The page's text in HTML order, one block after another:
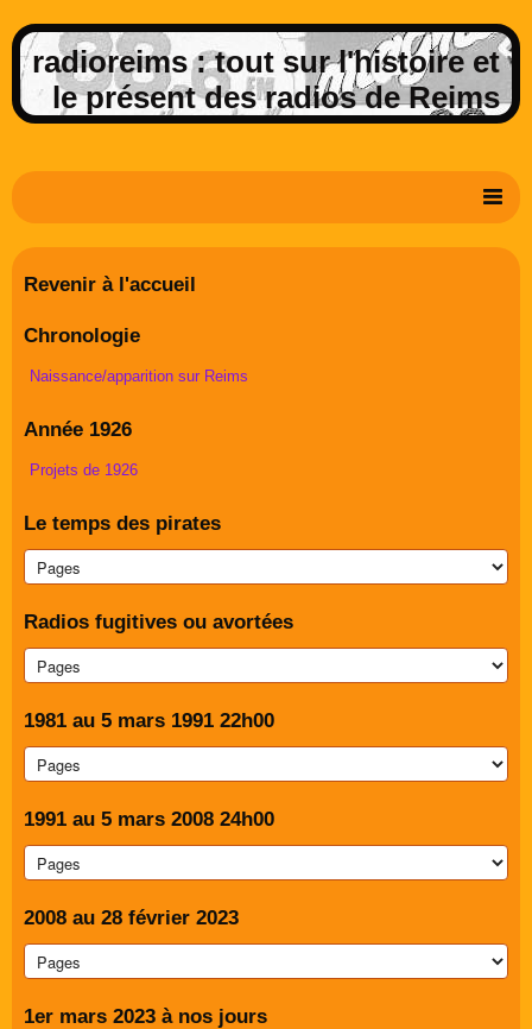
radioreims : tout sur l'histoire et
le présent des radios de Reims
Derniers potins de la FM rémoise
Livre d'or
Contact
Album Photos
Revenir à l'accueil
Chronologie
Naissance/apparition sur Reims
Année 1926
Projets de 1926
Le temps des pirates
Radios fugitives ou avortées
1981 au 5 mars 1991 22h00
1991 au 5 mars 2008 24h00
2008 au 28 février 2023
1er mars 2023 à nos jours